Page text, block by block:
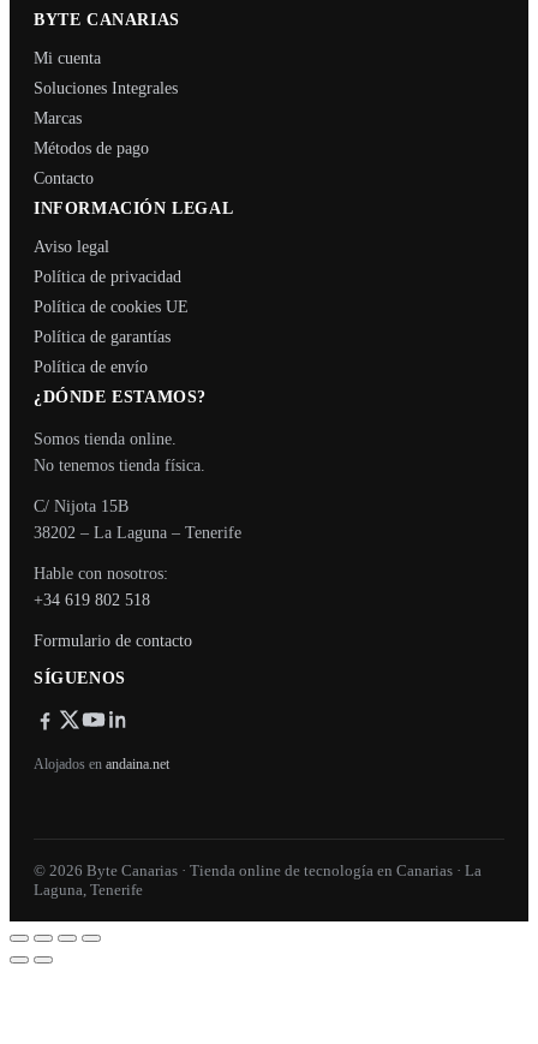
BYTE CANARIAS
Mi cuenta
Soluciones Integrales
Marcas
Métodos de pago
Contacto
INFORMACIÓN LEGAL
Aviso legal
Política de privacidad
Política de cookies UE
Política de garantías
Política de envío
¿DÓNDE ESTAMOS?
Somos tienda online.
No tenemos tienda física.
C/ Nijota 15B
38202 – La Laguna – Tenerife
Hable con nosotros:
+34 619 802 518
Formulario de contacto
SÍGUENOS
Alojados en andaina.net
© 2026 Byte Canarias · Tienda online de tecnología en Canarias · La
Laguna, Tenerife